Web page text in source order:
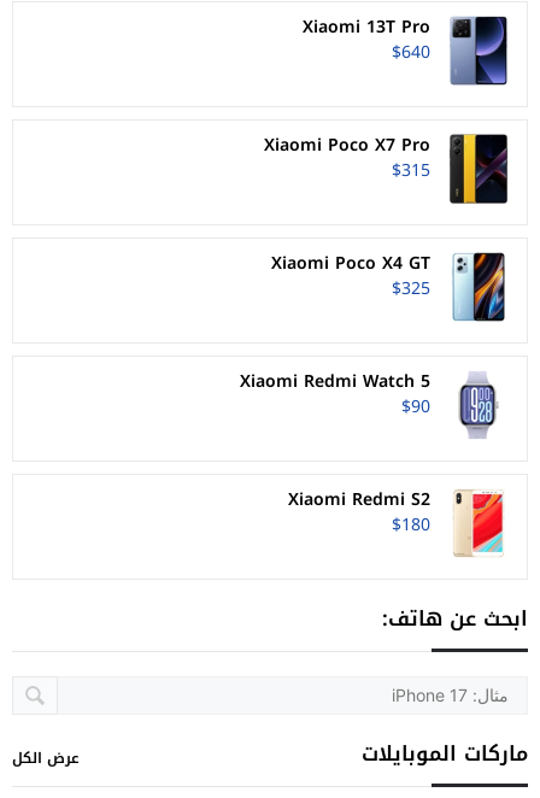
Xiaomi 13T Pro
$640
Xiaomi Poco X7 Pro
$315
Xiaomi Poco X4 GT
$325
Xiaomi Redmi Watch 5
$90
Xiaomi Redmi S2
$180
ابحث عن هاتف:
ماركات الموبايلات عرض الكل